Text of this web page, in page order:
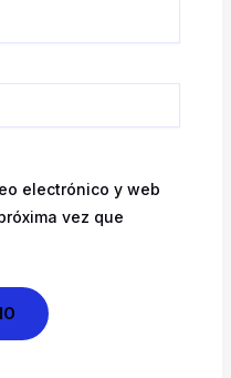
electrónico y web
vez que